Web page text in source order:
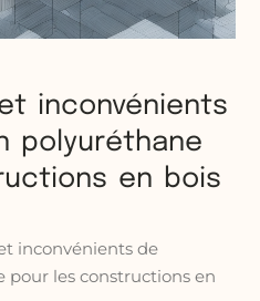
inconvénients
polyuréthane
en bois
inconvénients de
pour les constructions en